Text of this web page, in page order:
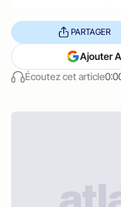
Écoutez cet article
PARTAGER
Ajouter